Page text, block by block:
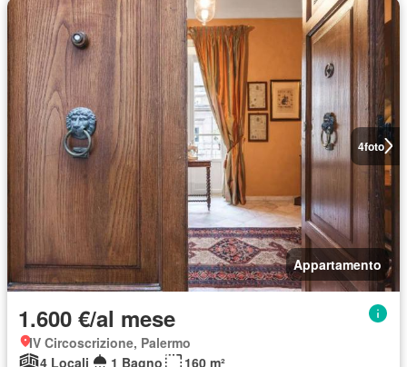
4foto
Appartamento
1.600 €/al mese
IV Circoscrizione, Palermo
4 Locali
1 Bagno 160 m²